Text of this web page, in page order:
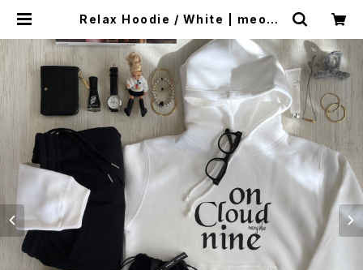
Relax Hoodie / White | meong